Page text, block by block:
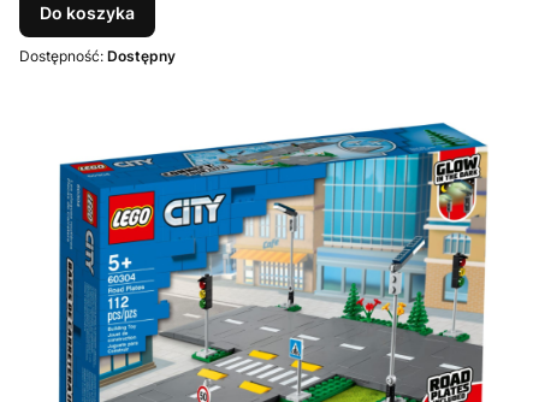
Do koszyka
Dostępność: Dostępny